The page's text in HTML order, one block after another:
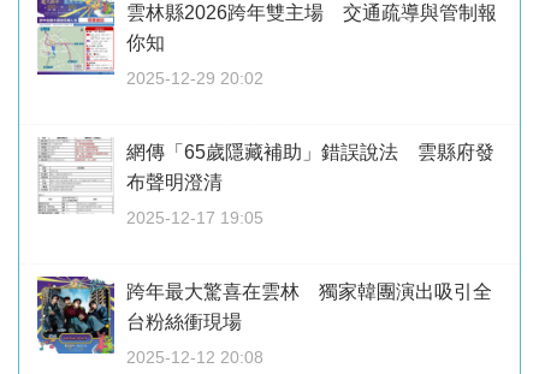
雲林縣2026跨年雙主場 交通疏導與管制報
你知
2025-12-29 20:02
網傳「65歲隱藏補助」錯誤說法 雲縣府發
布聲明澄清
2025-12-17 19:05
跨年最大驚喜在雲林 獨家韓團演出吸引全
台粉絲衝現場
2025-12-12 20:08